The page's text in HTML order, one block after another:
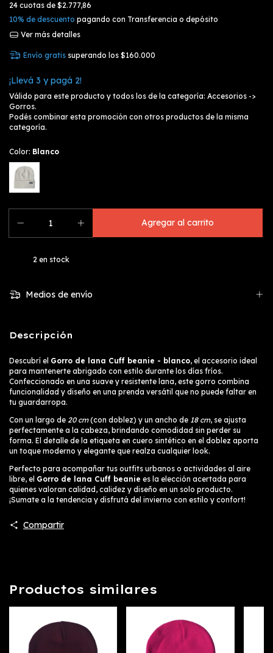
24 cuotas de $2.777,86
10% de descuento pagando con Transferencia o depósito
Ver más detalles
Envío gratis superando los $160.000
¡Llevá 3 y pagá 2!
Válido para este producto y todos los de la categoría: Accesorios ->
Gorros.
Podés combinar esta promoción con otros productos de la misma
categoría.
Color: Blanco
2en stock
Medios de envío
Descripción
Descubrí el Gorro de lana Cuff beanie - blanco, el accesorio ideal
para mantenerte abrigado con estilo durante los días fríos.
Confeccionado en una suave y resistente lana, este gorro combina
funcionalidad y diseño en una prenda versátil que no puede faltar en
tu guardarropa.
Con un largo de 20 cm(con doblez) y un ancho de 18 cm, se ajusta
perfectamente a la cabeza, brindando comodidad sin perder su
forma. El detalle de la etiqueta en cuero sintético en el doblez aporta
un toque moderno y elegante que realza cualquier look.
Perfecto para acompañar tus outfits urbanos o actividades al aire
libre, el Gorro de lana Cuff beanie es la elección acertada para
quienes valoran calidad, calidez y diseño en un solo producto.
¡Sumate a la tendencia y disfrutá del invierno con estilo y confort!
Compartir
Productos similares